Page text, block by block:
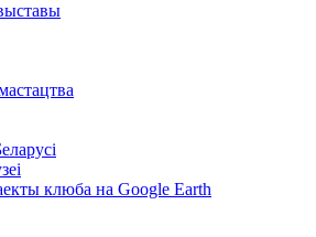
клюба на Google Earth